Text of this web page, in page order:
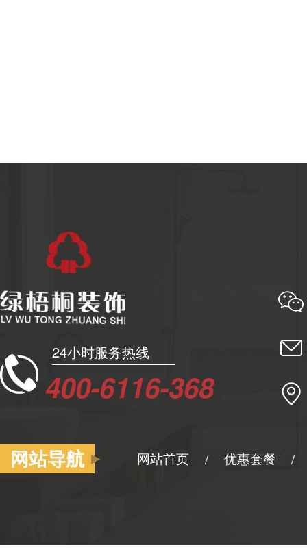
24小时服务热线
400-6116-368
网站导航 网站首页 / 优惠套餐 /